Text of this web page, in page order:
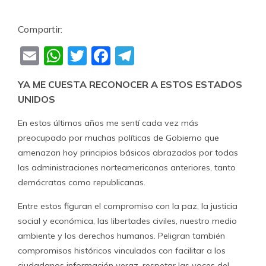
Compartir:
EmailWhatsApp
TwitterFacebook
YA ME CUESTA RECONOCER A ESTOS ESTADOS
UNIDOS
En estos últimos años me sentí cada vez más
preocupado por muchas políticas de Gobierno que
amenazan hoy principios básicos abrazados por todas
las administraciones norteamericanas anteriores, tanto
demócratas como republicanas.
Entre estos figuran el compromiso con la paz, la justicia
social y económica, las libertades civiles, nuestro medio
ambiente y los derechos humanos. Peligran también
compromisos históricos vinculados con facilitar a los